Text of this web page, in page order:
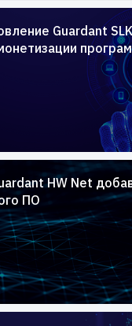
Guardant
HW Net
ПО